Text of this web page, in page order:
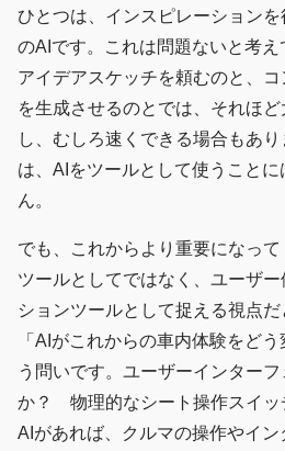
ひとつは、インスピレーション
のAIです。これは問題ないと考
アイデアスケッチを頼むのと、
を生成させるのとでは、それほ
し、むしろ速くできる場合もあ
は、AIをツールとして使うこと
ん。
でも、これからより重要になっ
ツールとしてではなく、ユーザ
ションツールとして捉える視点だ
「AIがこれからの車内体験をど
う問いです。ユーザーインター
か？ 物理的なシート操作スイ
AIがあれば、クルマの操作やイ